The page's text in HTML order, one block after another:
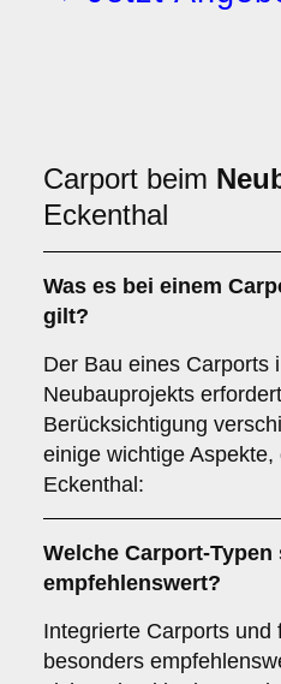
Carport beim
Eckenthal
Was es bei einem
gilt?
Der Bau eines Carports
Neubauprojekts
Berücksichtigung
einige wichtige
Eckenthal:
Welche Carport-
empfehlenswert?
Integrierte Carports
besonders